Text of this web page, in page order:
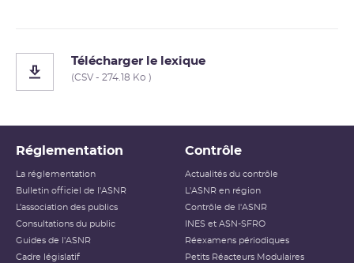
Télécharger le lexique
(CSV - 274.18 Ko )
Réglementation
La réglementation
Bulletin officiel de l'ASNR
L’association des publics
Consultations du public
Guides de l'ASNR
Cadre législatif
Contrôle
Actualités du contrôle
L'ASNR en région
Contrôle de l'ASNR
INES et ASN-SFRO
Réexamens périodiques
Petits Réacteurs Modulaires